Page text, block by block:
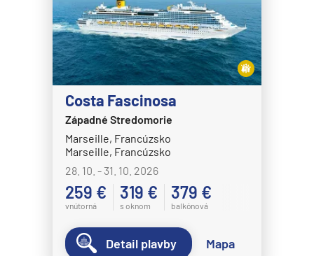
Norwegian Epic
Norwegian Escape
Norwegian Gem
Norwegian Getaway
Norwegian Jade
Norwegian Jewel
Norwegian Joy
Norwegian Luna
Norwegian Pearl
Norwegian Sky
Costa Fascinosa
Západné Stredomorie
Marseille, Francúzsko
Marseille, Francúzsko
28. 10. - 31. 10. 2026
259 €
vnútorná
319 €
s oknom
379 €
balkónová
Detail plavby Mapa